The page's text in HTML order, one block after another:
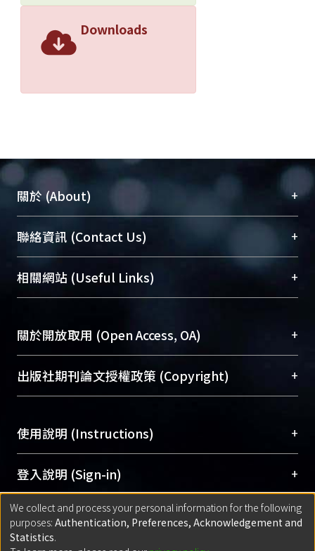
Downloads
關於 (About) +
臺大位居世界頂尖大學之列，為永久珍藏及向國際
展現本校豐碩的研究成果及學術能量，圖書館整合
機構典藏（NTUR）與學術庫（AH）不同功能平
台，成為臺大學術典藏NTU scholars。期能整合研
成果。
To permanently archive and promote researcher
profiles and scholarly works, Library integrates the
services of “NTU Repository” with “Academic
聯絡資訊 (Contact Us) +
總館學科館員(Main Library)
醫學圖書館學科館員(Medical Library)
Sciences Library)
相關網站 (Useful Links) +
關於開放取用 (Open Access, OA) +
開放取用是從使用者角度提升資訊取用性的社會運
動，應用在學術研究上是透過將研究著作公開供使
用逐年攀升。同時可加速研究發展、提升研究影響
Archive）平台。 （點選深入了解OA）
出版社期刊論文授權政策 (Copyright) +
含部分內容的版權非匯入者所有，或由第三方贊
助與合作完成，請確認該版權所有者及第三方同
意提供此授權。
Please represent that the submission is your
original work, and that you have the right to
grant the rights to upload.
使用說明 (Instructions) +
網站簡介(Quickstart Guide)
使用手冊(Instruction Manual)
線上預約服務(Booking Service)
登入說明 (Sign-in) +
方案一：臺灣大學計算機中心帳號登入
(With C&INC Email Account)
匯入著作 (Submission) +
We collect and process your personal information for the following
purposes: Authentication, Preferences, Acknowledgement and
Statistics.